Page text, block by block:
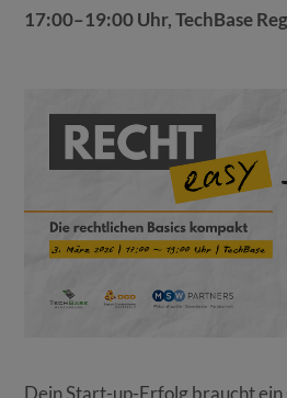
17:00–19:00 Uhr, TechBase
Dein Start-up-Erfolg braucht ein